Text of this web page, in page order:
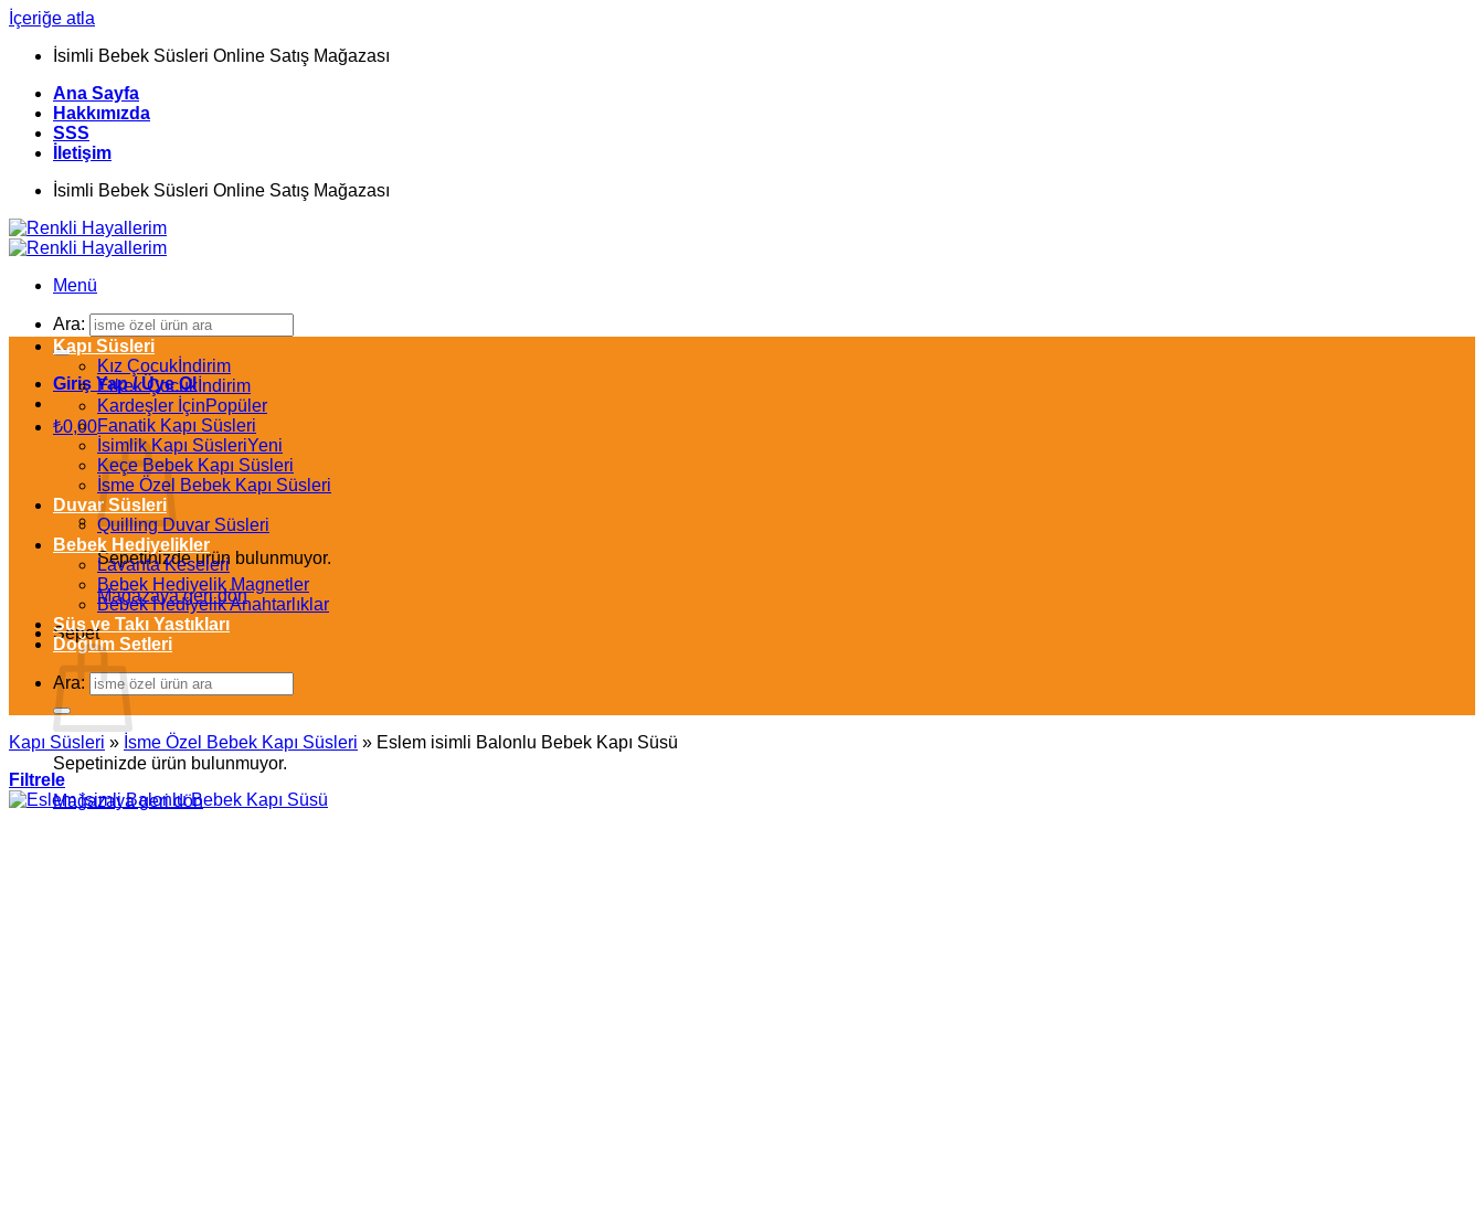
İçeriğe atla
İsimli Bebek Süsleri Online Satış Mağazası
Ana Sayfa
Hakkımızda
SSS
İletişim
İsimli Bebek Süsleri Online Satış Mağazası
Menü
Ara:
Giriş Yap / Üye Ol
₺0,00
Sepetinizde ürün bulunmuyor.
Mağazaya geri dön
Sepet
Sepetinizde ürün bulunmuyor.
Mağazaya geri dön
Kapı Süsleri
Kız Çocuk
Erkek Çocuk
Kardeşler İçin
Fanatik Kapı Süsleri
İsimlik Kapı Süsleri
Keçe Bebek Kapı Süsleri
İsme Özel Bebek Kapı Süsleri
Duvar Süsleri
Quilling Duvar Süsleri
Bebek Hediyelikler
Lavanta Keseleri
Bebek Hediyelik Magnetler
Bebek Hediyelik Anahtarlıklar
Süs ve Takı Yastıkları
Doğum Setleri
Ara:
Kapı Süsleri » İsme Özel Bebek Kapı Süsleri » Eslem isimli Balonlu Bebek Kapı Süsü
Filtrele